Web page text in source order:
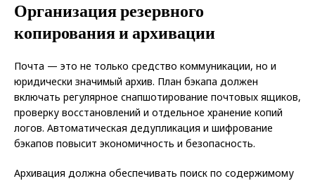
Организация резервного
копирования и архивации
Почта — это не только средство коммуникации, но и
юридически значимый архив. План бэкапа должен
включать регулярное снапшотирование почтовых ящиков,
проверку восстановлений и отдельное хранение копий
логов. Автоматическая дедупликация и шифрование
бэкапов повысит экономичность и безопасность.
Архивация должна обеспечивать поиск по содержимому